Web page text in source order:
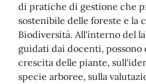
di pratiche di gestione che
sostenibile delle foreste e la
Biodiversità. All'interno del
guidati dai docenti,
crescita delle piante,
specie arboree, sulla